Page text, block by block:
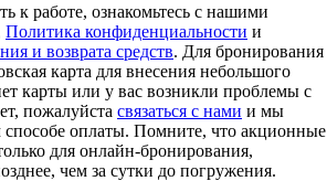
к работе, ознакомьтесь с нашими
Политика конфиденциальности и
и возврата средств. Для бронирования
карта для внесения небольшого
карты или у вас возникли проблемы с
пожалуйста связаться с нами и мы
способе оплаты. Помните, что акционные
для онлайн-бронирования,
чем за сутки до погружения.